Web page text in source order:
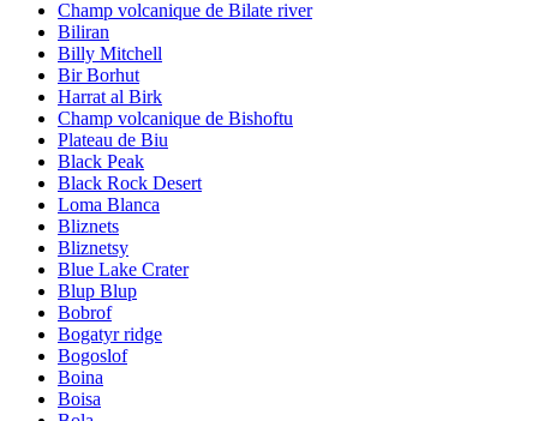
Champ volcanique de Bilate river
Biliran
Billy Mitchell
Bir Borhut
Harrat al Birk
Champ volcanique de Bishoftu
Plateau de Biu
Black Peak
Black Rock Desert
Loma Blanca
Bliznets
Bliznetsy
Blue Lake Crater
Blup Blup
Bobrof
Bogatyr ridge
Bogoslof
Boina
Boisa